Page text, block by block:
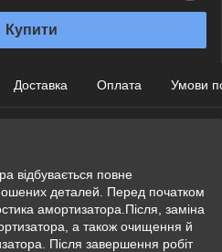
Купити
Доставка Оплата Умови
відбувається повне
деталей. Перед початком
амортизатора.Після, заміна
а також очищення й
Після завершення робіт